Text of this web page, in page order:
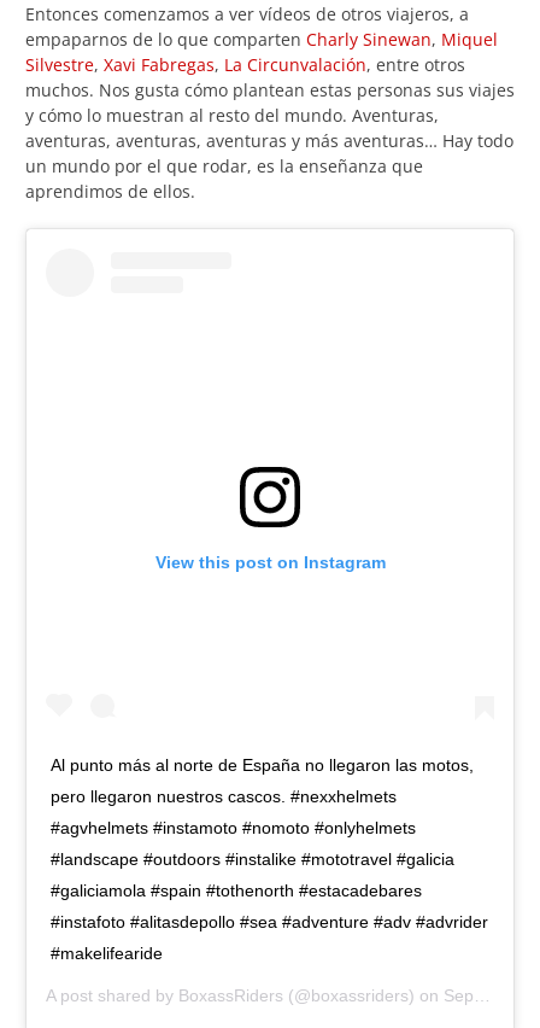
Entonces comenzamos a ver vídeos de otros viajeros, a
empaparnos de lo que comparten Charly Sinewan, Miquel
Silvestre, Xavi Fabregas, La Circunvalación, entre otros
muchos. Nos gusta cómo plantean estas personas sus viajes
y cómo lo muestran al resto del mundo. Aventuras,
aventuras, aventuras, aventuras y más aventuras… Hay todo
un mundo por el que rodar, es la enseñanza que
aprendimos de ellos.
View this post on Instagram
Al punto más al norte de España no llegaron las motos,
pero llegaron nuestros cascos. #nexxhelmets
#agvhelmets #instamoto #nomoto #onlyhelmets
#landscape #outdoors #instalike #mototravel #galicia
#galiciamola #spain #tothenorth #estacadebares
#instafoto #alitasdepollo #sea #adventure #adv #advrider
#makelifearide
A post shared by BoxassRiders (@boxassriders) on Sep 10, 2018 at 11:21am PDT